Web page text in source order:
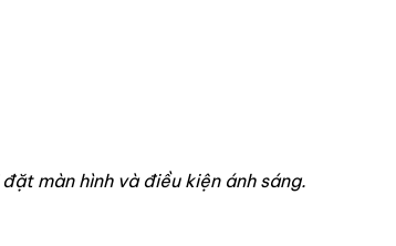
màn hình và điều kiện ánh sáng.